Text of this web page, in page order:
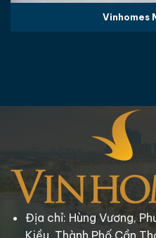
Vinhomes
Địa chỉ: Hùng Vương,
Kiều, Thành Phố Cần